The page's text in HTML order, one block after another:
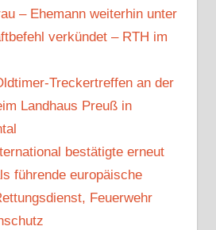
– Ehemann weiterhin unter
verkündet – RTH im
Treckertreffen an der
Landhaus Preuß in
bestätigte erneut
führende europäische
Feuerwehr